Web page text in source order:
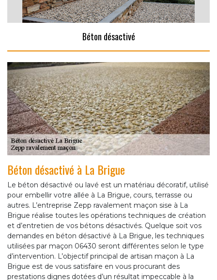
Béton désactivé
Béton désactivé à La Brigue
Le béton désactivé ou lavé est un matériau décoratif, utilisé
pour embellir votre allée à La Brigue, cours, terrasse ou
autres. L’entreprise Zepp ravalement maçon sise à La
Brigue réalise toutes les opérations techniques de création
et d’entretien de vos bétons désactivés. Quelque soit vos
demandes en béton désactivé à La Brigue, les techniques
utilisées par maçon 06430 seront différentes selon le type
d’intervention. L’objectif principal de artisan maçon à La
Brigue est de vous satisfaire en vous procurant des
prestations dignes dotées d’un résultat impeccable à la